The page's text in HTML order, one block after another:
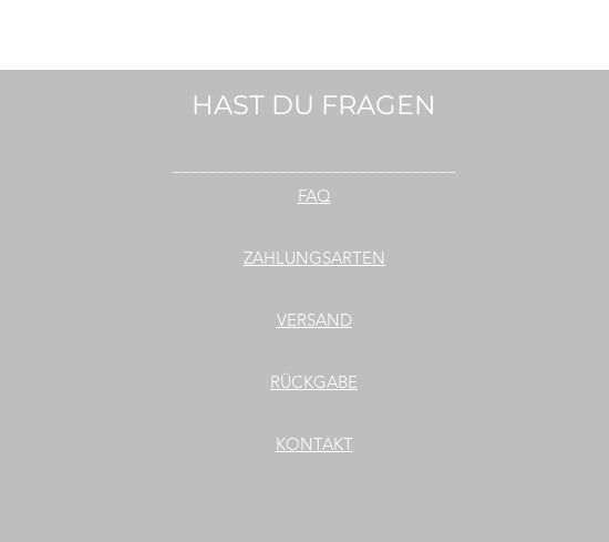
HAST DU FRAGEN
FAQ
ZAHLUNGSARTEN
VERSAND
RÜCKGABE
KONTAKT